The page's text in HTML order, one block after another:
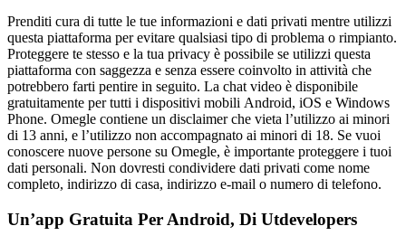
Prenditi cura di tutte le tue informazioni e dati privati mentre utilizzi
questa piattaforma per evitare qualsiasi tipo di problema o rimpianto.
Proteggere te stesso e la tua privacy è possibile se utilizzi questa
piattaforma con saggezza e senza essere coinvolto in attività che
potrebbero farti pentire in seguito. La chat video è disponibile
gratuitamente per tutti i dispositivi mobili Android, iOS e Windows
Phone. Omegle contiene un disclaimer che vieta l’utilizzo ai minori
di 13 anni, e l’utilizzo non accompagnato ai minori di 18. Se vuoi
conoscere nuove persone su Omegle, è importante proteggere i tuoi
dati personali. Non dovresti condividere dati privati come nome
completo, indirizzo di casa, indirizzo e-mail o numero di telefono.
Un’app Gratuita Per Android, Di Utdevelopers